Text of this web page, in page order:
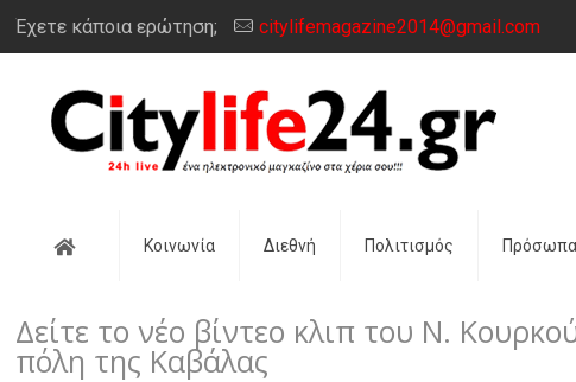
Έχετε κάποια ερώτηση; citylifemagazine2014@gmail.com
Αρχική Κοινωνία Διεθνή Πολιτισμός Πρόσωπα
Δείτε το νέο βίντεο κλιπ του Ν.
πόλη της Καβάλας